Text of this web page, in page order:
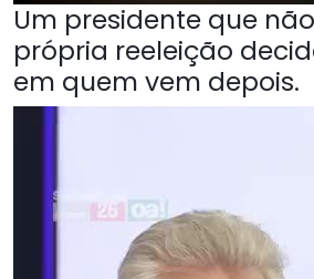
Um presidente que
própria reeleição
em quem vem depois.